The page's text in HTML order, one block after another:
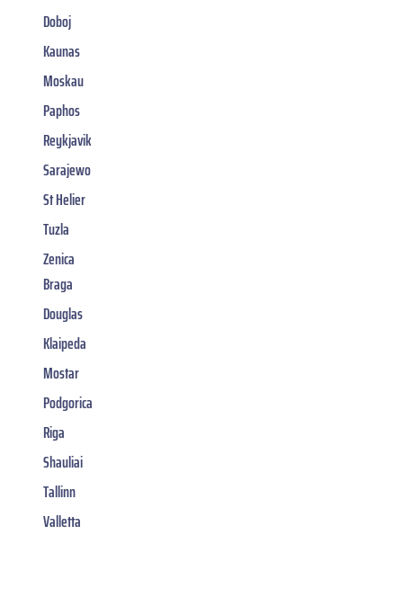
Doboj
Kaunas
Moskau
Paphos
Reykjavik
Sarajewo
St Helier
Tuzla
Zenica
Braga
Douglas
Klaipeda
Mostar
Podgorica
Riga
Shauliai
Tallinn
Valletta